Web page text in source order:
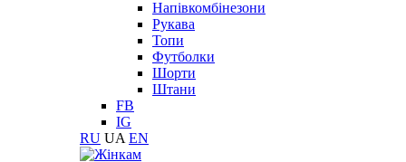
Напівкомбінезони
Рукава
Топи
Футболки
Шорти
Штани
FB
IG
RU UA EN